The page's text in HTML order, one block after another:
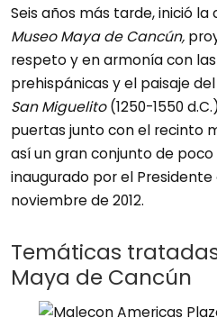
Seis años más tarde, inició
Museo Maya de Cancún,
respeto y en armonía con
prehispánicas y el paisaje
San Miguelito(1250-1550
puertas junto con el recinto
así un gran conjunto de
inaugurado por el
noviembre de 2012.
Temáticas
Maya de Cancún